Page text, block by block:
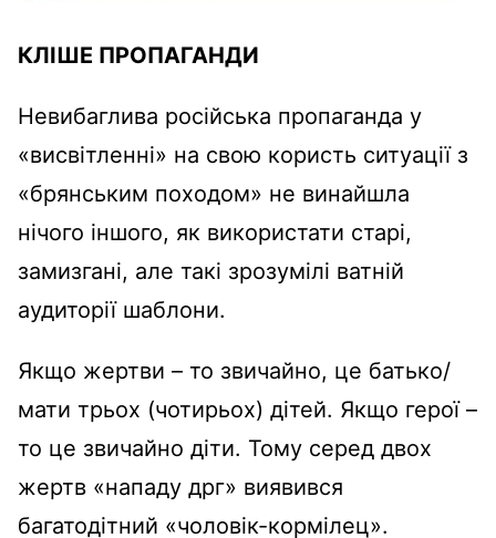
КЛІШЕ ПРОПАГАНДИ
Невибаглива російська пропаганда у
«висвітленні» на свою користь ситуації з
«брянським походом» не винайшла
нічого іншого, як використати старі,
замизгані, але такі зрозумілі ватній
аудиторії шаблони.
Якщо жертви – то звичайно, це батько/
мати трьох (чотирьох) дітей. Якщо герої –
то це звичайно діти. Тому серед двох
жертв «нападу дрг» виявився
багатодітний «чоловік-кормілец».